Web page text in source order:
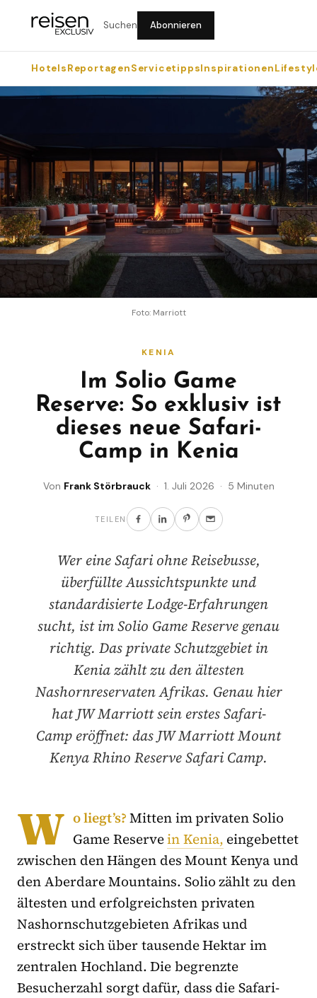
Suchen Abonnieren
HotelsReportagenServicetippsInspirationen
Foto: Marriott
KENIA
Im Solio Game
Reserve: So exklusiv ist
dieses neue Safari-
Camp in Kenia
Von Frank Störbrauck· 1. Juli 2026 · 5 Minuten
TEILEN
Wer eine Safari ohne Reisebusse,
überfüllte Aussichtspunkte und
standardisierte Lodge-Erfahrungen
sucht, ist im Solio Game Reserve genau
richtig. Das private Schutzgebiet in
Kenia zählt zu den ältesten
Nashornreservaten Afrikas. Genau hier
hat JW Marriott sein erstes Safari-
Camp eröffnet: das JW Marriott Mount
Kenya Rhino Reserve Safari Camp.
W o liegt’s?Mitten im privaten Solio
Game Reservein Kenia, eingebettet
zwischen den Hängen des Mount Kenya und
den Aberdare Mountains. Solio zählt zu den
ältesten und erfolgreichsten privaten
Nashornschutzgebieten Afrikas und
erstreckt sich über tausende Hektar im
zentralen Hochland. Die begrenzte
Besucherzahl sorgt dafür, dass die Safari-